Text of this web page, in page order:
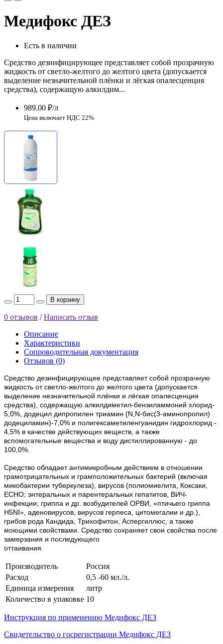
Медифокс ДЕЗ
Есть в наличии
Средство дезинфицирующее представляет собой прозрачную
жидкость от светло-желтого до желтого цвета (допускается
выделение незначительной плёнки и лёгкая опалесценция
средства), содержащую алкилдим...
989.00 ₽/л
Цена включает НДС 22%
В корзину
0 отзывов /Написать отзыв
Описание
Характеристики
Сопроводительная документация
Отзывов (0)
Средство дезинфицирующее представляет собой прозрачную
жидкость от светло-желтого до желтого цвета (допускается
выделение незначительной плёнки и лёгкая опалесценция
средства), содержащую алкилдиметил-бензиламмоний хлорид-
5,0%, додецил дипропилен триамин (N,N-бис(3-аминопропил)
додециламин)-7,0% и полигексаметиленгуанидин гидрохлорид -
4,5% в качестве действующих веществ, а также
вспомогательные вещества и воду дистиллированную - до
100,0%.
Средство обладает антимикробным действием в отношении
грамотрицательных и грамположительных бактерий (включая
микобактерии туберкулеза), вирусов (полиомиелита, Коксаки,
ECHO; энтеральных и парентеральных гепатитов, ВИЧ-
инфекции; гриппа и др. возбудителей ОРВИ, «птичьего гриппа
H5NI», аденовирусов, вирусов герпеса, цитомегалии и др.),
грибов рода Кандида, Трихофитон, Аспергиллюс, а также
моющими свойствами. Средство сохраняет свои свойства после
замерзания и последующего
оттаивания
Производитель
Россия
Расход
0,5 -60 мл./л.
Единица измерения
литр
Количество в упаковке 10
Инструкция по применению Медифокс ДЕЗ
Свидетельство о госрегистрации Медифокс ДЕЗ